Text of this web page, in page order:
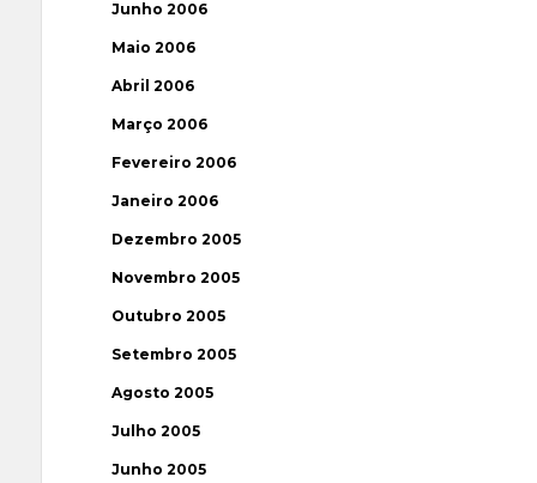
Junho 2006
Maio 2006
Abril 2006
Março 2006
Fevereiro 2006
Janeiro 2006
Dezembro 2005
Novembro 2005
Outubro 2005
Setembro 2005
Agosto 2005
Julho 2005
Junho 2005